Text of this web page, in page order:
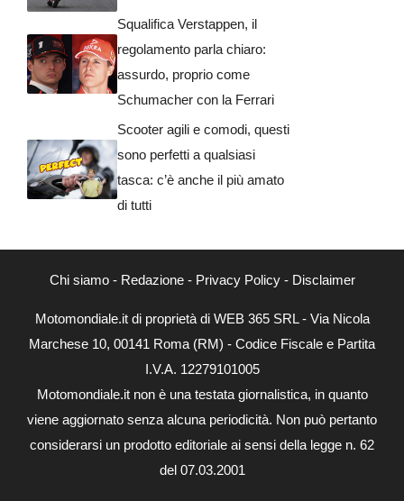
Squalifica Verstappen, il
regolamento parla chiaro:
assurdo, proprio come
Schumacher con la Ferrari
Scooter agili e comodi, questi
sono perfetti a qualsiasi
tasca: c’è anche il più amato
di tutti
Chi siamo- Redazione- Privacy Policy- Disclaimer
Motomondiale.it di proprietà di WEB 365 SRL - Via Nicola
Marchese 10, 00141 Roma (RM) - Codice Fiscale e Partita
I.V.A. 12279101005
Motomondiale.it non è una testata giornalistica, in quanto
viene aggiornato senza alcuna periodicità. Non può pertanto
considerarsi un prodotto editoriale ai sensi della legge n. 62
del 07.03.2001